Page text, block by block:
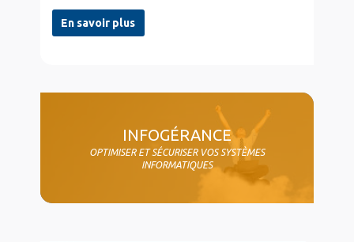
En savoir plus
INFOGÉRANCE
OPTIMISER ET SÉCURISER VOS SYSTÈMES
INFORMATIQUES